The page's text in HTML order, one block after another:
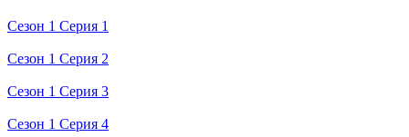
Сезон 1 Серия 1
Сезон 1 Серия 2
Сезон 1 Серия 3
Сезон 1 Серия 4